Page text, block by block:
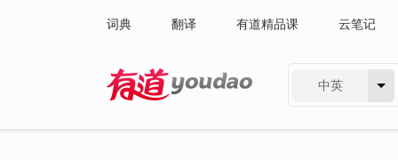
词典 翻译 有道精品课 云笔记
中英